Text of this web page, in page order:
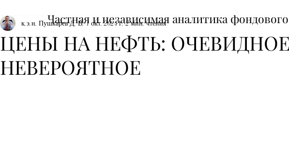
ЦЕНЫ НА НЕФТЬ:
НЕВЕРОЯТНОЕ
к.э.н. Пушкарев Д. В. 1 окт. 2024 г. 2 мин. чтения
Частная и независимая аналитика